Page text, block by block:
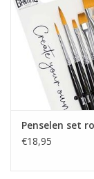
laat het penseel
vochtige penseel
het vocht in de
bakje met water
De haren
enkele invloed op
Penselen set
€18,95